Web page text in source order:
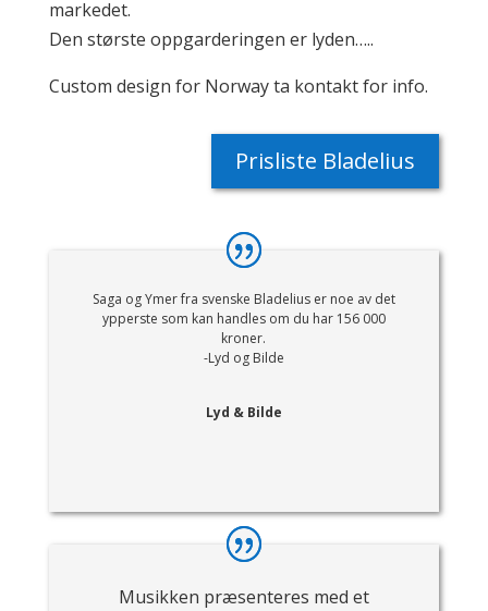
markedet.
Den største oppgarderingen er lyden…..
Custom design for Norway ta kontakt for info.
Prisliste Bladelius
Saga og Ymer fra svenske Bladelius er noe av det
ypperste som kan handles om du har 156 000
kroner.
-Lyd og Bilde
Lyd & Bilde
Musikken præsenteres med et